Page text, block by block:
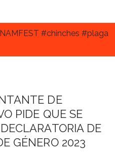
#chinches #plaga
DE
PIDE QUE SE
DE
GÉNERO 2023